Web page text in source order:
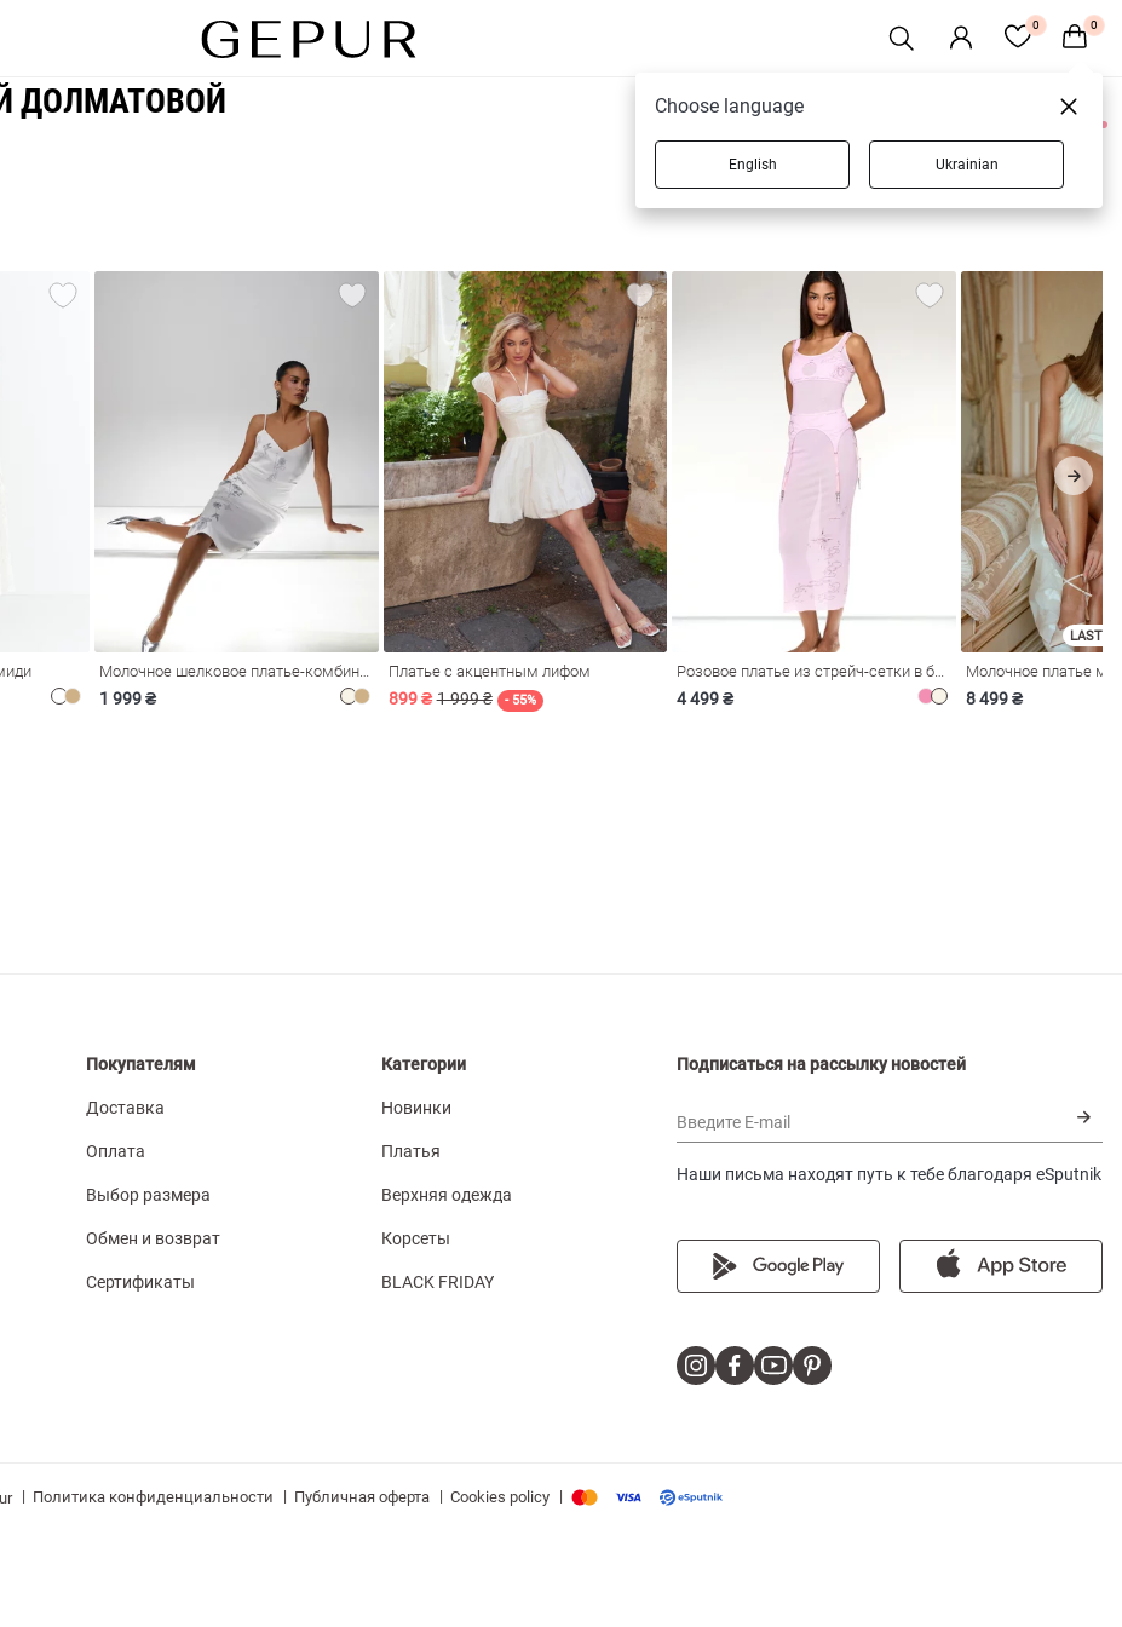
0 0
ДОЛМАТОВОЙ
0 товаров
1 999 ₴
Платье с акцентным лифом
899 ₴ 1 999 ₴ - 55% 4 499 ₴
LAST
8 499 ₴
Покупателям
Доставка
Оплата
Выбор размера
Обмен и возврат
Сертификаты
Категории
Новинки
Платья
Верхняя одежда
Корсеты
BLACK FRIDAY
Подписаться на рассылку новостей
Введите E-mail
Наши письма находят путь к тебе благодаря eSputnik
| Политика конфиденциальности | Публичная оферта | Cookies policy |
Choose language
English Ukrainian